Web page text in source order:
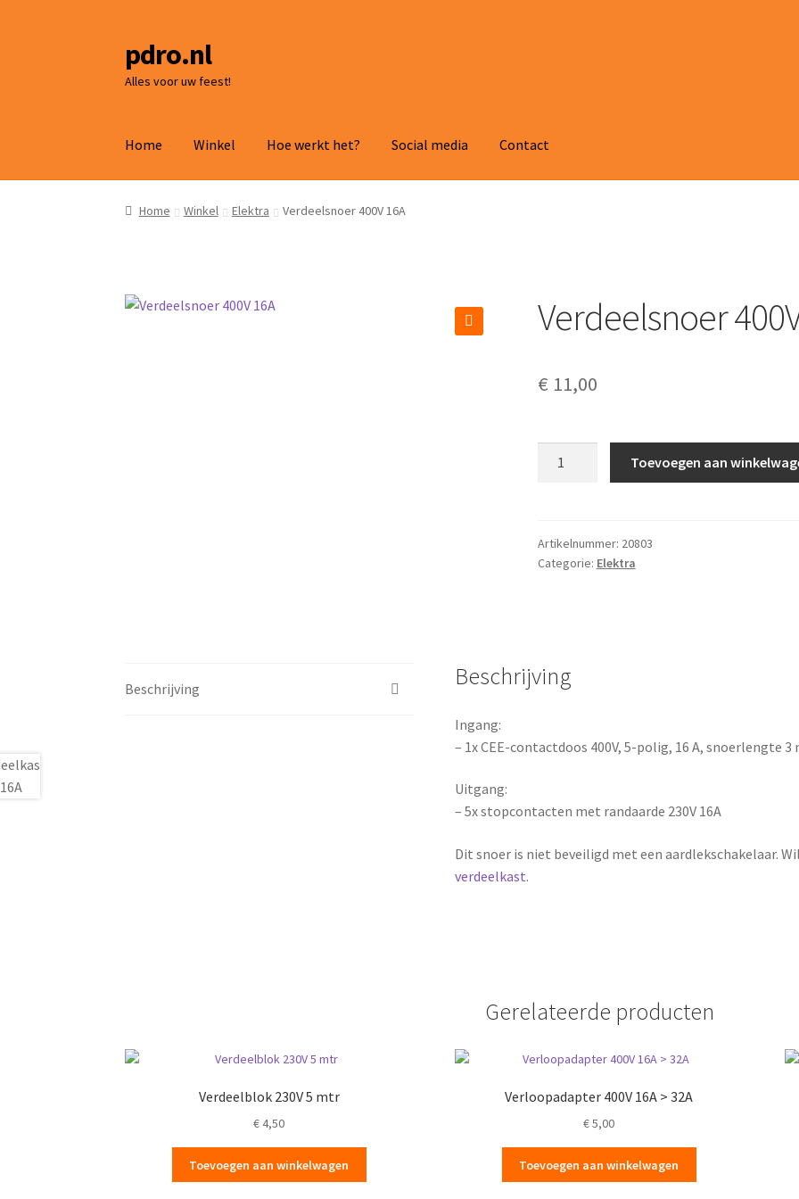
Ga
door
naar
Ga
naar
de
pdro.nl
Alles voor uw feest!
Home Winkel Hoe werkt het? Social media Contact
Home Winkel Elektra Verdeelsnoer 400V 16A
Verdeelsnoer
€ 11,00
Toevoegen aan
Artikelnummer: 20803
Categorie: Elektra
Beschrijving Beschrijving
Ingang:
– 1x CEE-contactdoos 400V, 5-polig, 16 A, snoerlengte 3
Uitgang:
– 5x stopcontacten met randaarde 230V 16A
Dit snoer is niet beveiligd met een aardlekschakelaar.
verdeelkast.
Gerelateerde producten
Verdeelblok 230V 5 mtr
€4,50
Toevoegen aan winkelwagen
Verloopadapter 400V 16A > 32A
€5,00
Toevoegen aan winkelwagen